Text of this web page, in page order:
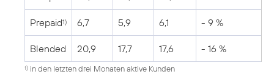
Prepaid1) 6,7 5,9 6,1 - 9 %
Blended 20,9 17,7 17,6 - 16 %
1) in den letzten drei Monaten aktive Kunden